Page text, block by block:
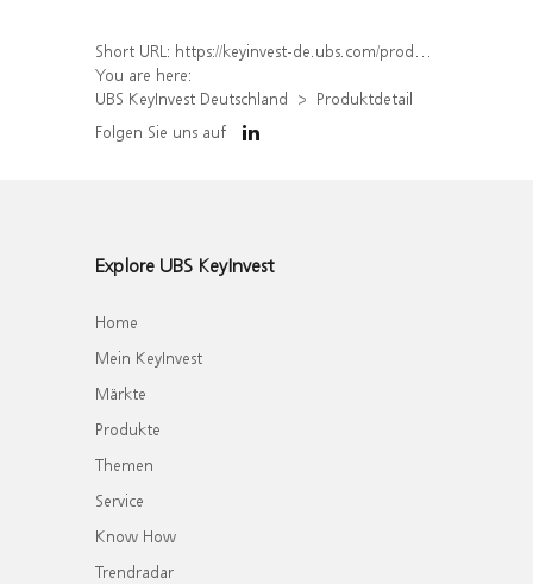
Short URL: https://keyinvest-de.ubs.com/produkt/detail/index/isin/DE000WA7SSU8
You are here:
UBS KeyInvest Deutschland
Produktdetail
Folgen Sie uns auf
Explore UBS KeyInvest
Home
Mein KeyInvest
Märkte
Produkte
Themen
Service
Know How
Trendradar